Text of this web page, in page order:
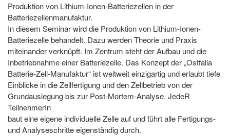
Produktion von Lithium-Ionen-Batteriezellen in der
Batteriezellenmanufaktur.
In diesem Seminar wird die Produktion von Lithium-Ionen-
Batteriezelle behandelt. Dazu werden Theorie und Praxis
miteinander verknüpft. Im Zentrum steht der Aufbau und die
Inbetriebnahme einer Batteriezelle. Das Konzept der „Ostfalia
Batterie-Zell-Manufaktur“ ist weltweit einzigartig und erlaubt tiefe
Einblicke in die Zellfertigung und den Zellbetrieb von der
Grundauslegung bis zur Post-Mortem-Analyse. JedeR
TeilnehmerIn
baut eine eigene individuelle Zelle auf und führt alle Fertigungs-
und Analyseschritte eigenständig durch.